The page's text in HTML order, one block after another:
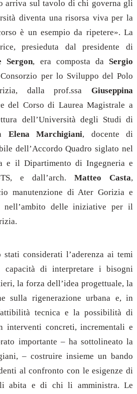
arriva sul tavolo di chi governa gli
diventa una risorsa viva per la
è un esempio da ripetere». La
presieduta dal presidente di
Sergon, era composta da Sergio
per lo Sviluppo del Polo
dalla prof.ssa Giuseppina
del Corso di Laurea Magistrale a
dell’Università degli Studi di
Elena Marchigiani, docente di
dell’Accordo Quadro siglato nel
e il Dipartimento di Ingegneria e
e dall’arch. Matteo Casta,
manutenzione di Ater Gorizia e
nell’ambito delle iniziative per il
considerati l’aderenza ai temi
di interpretare i bisogni
la forza dell’idea progettuale, la
sulla rigenerazione urbana e, in
tecnica e la possibilità di
interventi concreti, incrementali e
importante – ha sottolineato la
– costruire insieme un bando
al confronto con le esigenze di
abita e di chi li amministra. Le